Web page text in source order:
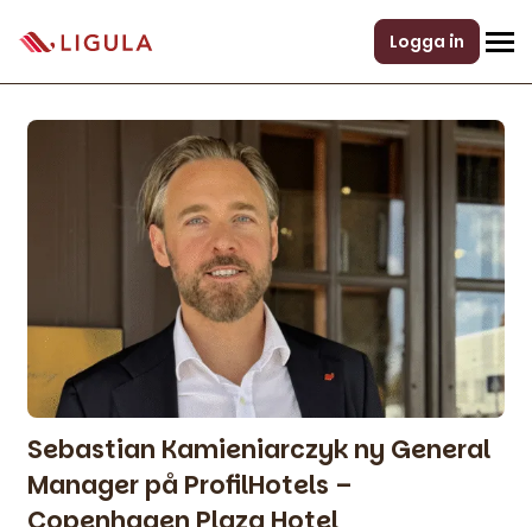
Logga in
Sebastian Kamieniarczyk ny General
Manager på ProfilHotels –